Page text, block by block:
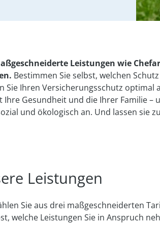
Leistungen wie
Bestimmen Sie selbst, welchen
Sie Ihren Versicherungsschutz optimal
Gesundheit und die Ihrer Familie
und ökologisch an. Und lassen sie
Leistungen
Sie aus drei maßgeschneiderten
welche Leistungen Sie in Anspruch